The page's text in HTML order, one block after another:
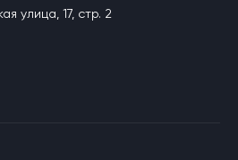
улица, 17, стр. 2